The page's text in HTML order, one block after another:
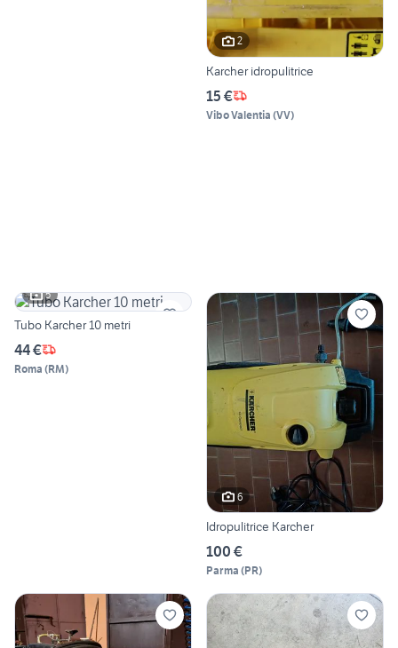
2
Karcher idropulitrice
15 €
Vibo Valentia (VV)
5
Tubo Karcher 10 metri
44 €
Roma (RM)
6
Idropulitrice Karcher
100 €
Parma (PR)